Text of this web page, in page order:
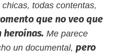
todas contentas,
que no veo que
heroínas. Me parece
un documental, pero